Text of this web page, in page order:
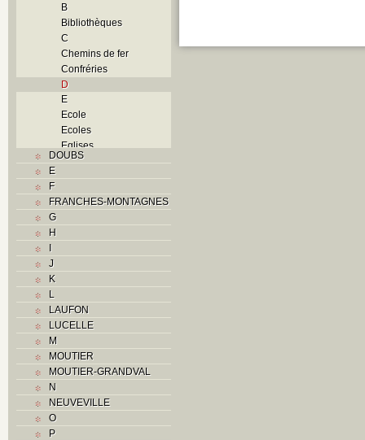
B
Bibliothèques
C
Chemins de fer
Confréries
D
E
Ecole
Ecoles
Eglises
F
H
Monuments historiques
O
Problème jurassien
Q
S
DOUBS
E
F
FRANCHES-MONTAGNES
G
H
I
J
K
L
LAUFON
LUCELLE
M
MOUTIER
MOUTIER-GRANDVAL
N
NEUVEVILLE
O
P